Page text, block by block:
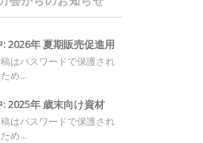
2026年 夏期販売促進用
はパスワードで保護され
め...
2025年 歳末向け資材
はパスワードで保護され
め...